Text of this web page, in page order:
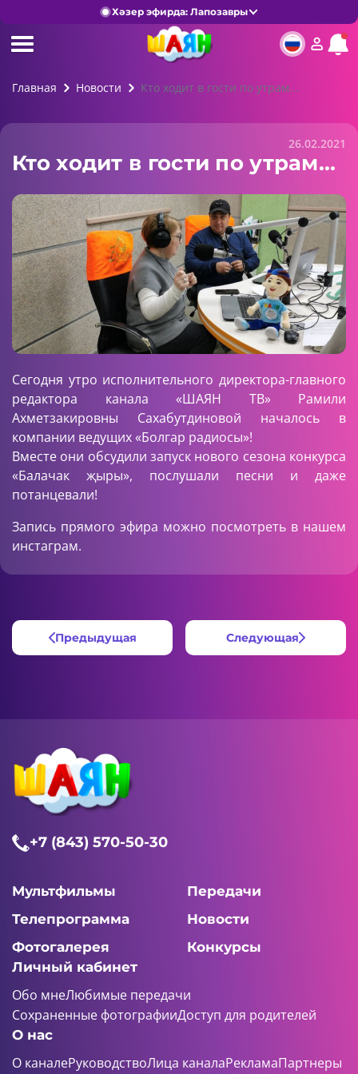
Хәзер эфирда: Лапозавры
Главная Новости Кто ходит в гости по утрам...
26.02.2021
Кто ходит в гости по утрам...
Сегодня утро исполнительного директора-главного
редактора канала «ШАЯН ТВ» Рамили
Ахметзакировны Сахабутдиновой началось в
компании ведущих «Болгар радиосы»!
Вместе они обсудили запуск нового сезона конкурса
«Балачак җыры», послушали песни и даже
потанцевали!
Запись прямого эфира можно посмотреть в нашем
инстаграм.
Предыдущая Следующая
+7 (843) 570-50-30
Мультфильмы
Передачи
Телепрограмма
Новости
Фотогалерея
Конкурсы
Личный кабинет
Обо мнеЛюбимые передачи
Сохраненные фотографииДоступ для родителей
О нас
О каналеРуководствоЛица каналаРекламаПартнеры